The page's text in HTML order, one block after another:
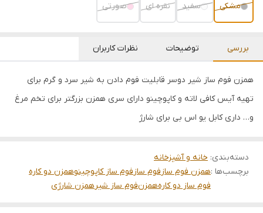
مشکی سفید نقره ای صورتی
بررسی توضیحات نظرات کاربران
همزن فوم ساز شیر دوسر قابلیت فوم دادن به شیر سرد و گرم برای
تهیه آیس کافی لاته و کاپوچینو دارای سری همزن بزرگتر برای تخم مرغ
و… داری کابل یو اس بی برای شارژ
دسته‌بندی: خانه و آشپزخانه
برچسب‌ها :همزن فوم سازفوم سازفوم ساز کاپوچینوهمزن دو کاره
فوم ساز دو کارههمزنفوم ساز شیرهمزن شارژی